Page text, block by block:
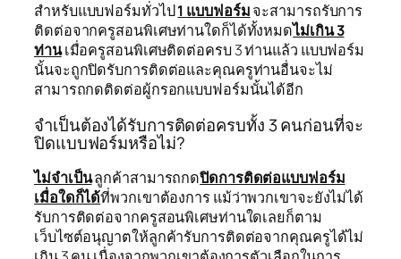
สำหรับแบบฟอร์มทั่วไป1 แบบฟอร์มจะสามารถรับการ
ติดต่อจากครูสอนพิเศษท่านใดก็ได้ทั้งหมดไม่เกิน 3
ท่านเมื่อครูสอนพิเศษติดต่อครบ 3 ท่านแล้ว แบบฟอร์ม
นั้นจะถูกปิดรับการติดต่อและคุณครูท่านอื่นจะไม่
สามารถกดติดต่อผู้กรอกแบบฟอร์มนั้นได้อีก
จำเป็นต้องได้รับการติดต่อครบทั้ง 3 คนก่อนที่จะ
ปิดแบบฟอร์มหรือไม่?
ไม่จำเป็นลูกค้าสามารถกดปิดการติดต่อแบบฟอร์ม
เมื่อใดก็ได้ที่พวกเขาต้องการ แม้ว่าพวกเขาจะยังไม่ได้
รับการติดต่อจากครูสอนพิเศษท่านใดเลยก็ตาม
เว็บไซต์อนุญาตให้ลูกค้ารับการติดต่อจากคุณครูได้ไม่